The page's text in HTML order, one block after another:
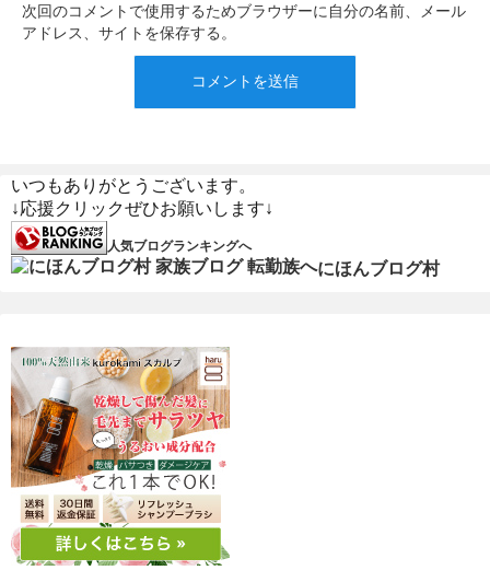
次回のコメントで使用するためブラウザーに自分の名前、メール
アドレス、サイトを保存する。
いつもありがとうございます。
↓応援クリックぜひお願いします↓
人気ブログランキングへ
にほんブログ村